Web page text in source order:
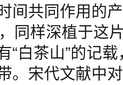
间共同作用的
同样深植于这
“白茶山”的记
。宋代文献中